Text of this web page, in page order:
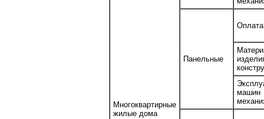
Многоквартирные
жилые дома
Панельные